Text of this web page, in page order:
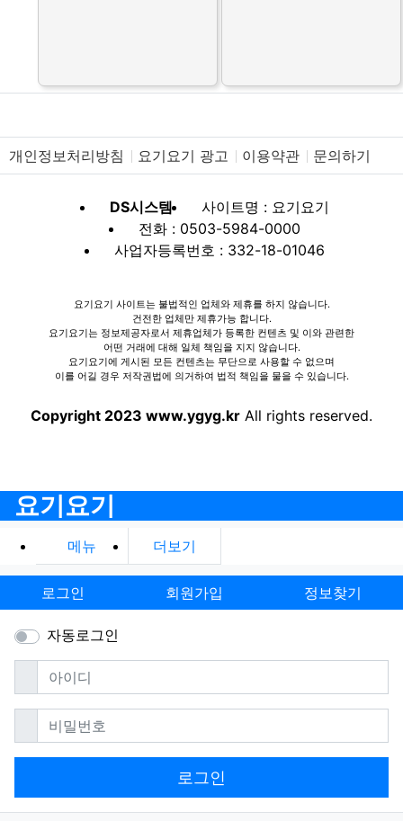
개인정보처리방침 요기요기 광고 이용약관 문의하기
DS시스템
사이트명 : 요기요기
전화 : 0503-5984-0000
사업자등록번호 : 332-18-01046
요기요기 사이트는 불법적인 업체와 제휴를 하지 않습니다.
건전한 업체만 제휴가능 합니다.
요기요기는 정보제공자로서 제휴업체가 등록한 컨텐츠 및 이와 관련한
어떤 거래에 대해 일체 책임을 지지 않습니다.
요기요기에 게시된 모든 컨텐츠는 무단으로 사용할 수 없으며
이를 어길 경우 저작권법에 의거하여 법적 책임을 물을 수 있습니다.
Copyright 2023 www.ygyg.kr All rights reserved.
요기요기
메뉴 더보기
로그인 회원가입 정보찾기
자동로그인
아이디필수
비밀번호필수
로그인